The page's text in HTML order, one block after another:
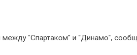
"Спартаком" и "Динамо",